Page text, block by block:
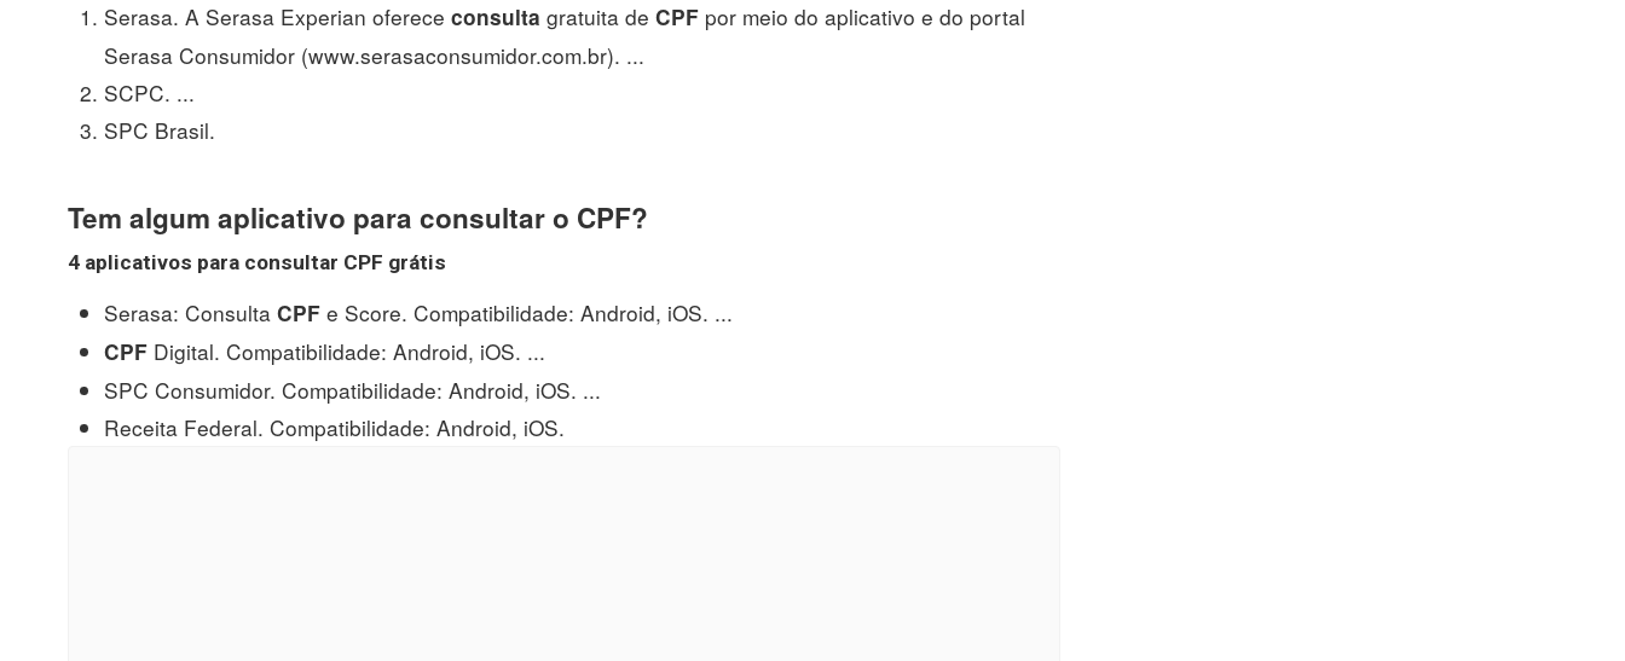
Serasa. A Serasa Experian oferece consulta gratuita de CPF por meio do aplicativo e do portal
Serasa Consumidor (www.serasaconsumidor.com.br). ...
SCPC. ...
SPC Brasil.
Tem algum aplicativo para consultar o CPF?
4 aplicativos para consultar CPF grátis
Serasa: Consulta CPF e Score. Compatibilidade: Android, iOS. ...
CPF Digital. Compatibilidade: Android, iOS. ...
SPC Consumidor. Compatibilidade: Android, iOS. ...
Receita Federal. Compatibilidade: Android, iOS.